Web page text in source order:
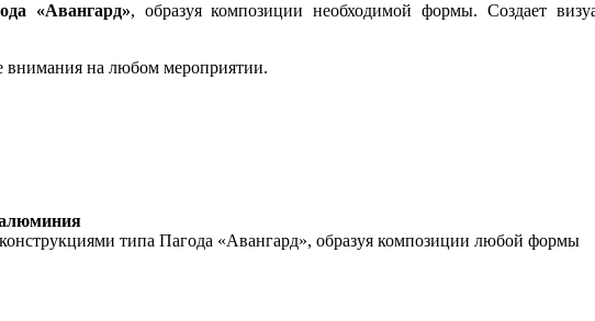
«Авангард», образуя композиции необходимой формы. Создает
внимания на любом мероприятии.
алюминия
типа Пагода «Авангард», образуя композиции любой формы